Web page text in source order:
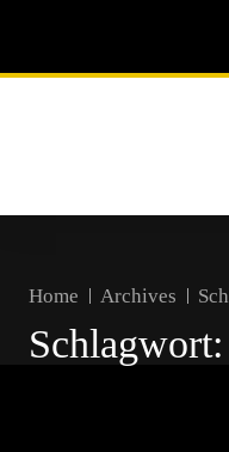
Home Archives
Schlagwort: